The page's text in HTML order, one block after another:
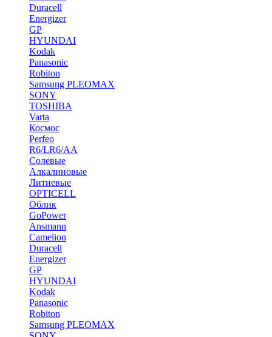
Duracell
Energizer
GP
HYUNDAI
Kodak
Panasonic
Robiton
Samsung PLEOMAX
SONY
TOSHIBA
Varta
Космос
Perfeo
R6/LR6/AA
Солевые
Алкалиновые
Литиевые
OPTICELL
Облик
GoPower
Ansmann
Camelion
Duracell
Energizer
GP
HYUNDAI
Kodak
Panasonic
Robiton
Samsung PLEOMAX